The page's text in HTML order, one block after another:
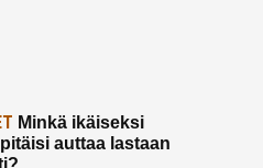
Minkä ikäiseksi
auttaa lastaan